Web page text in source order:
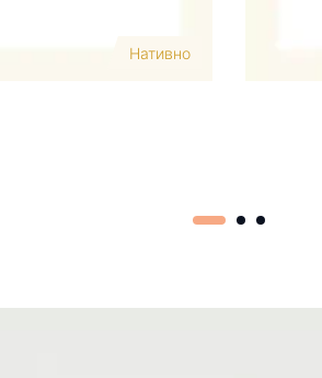
Нативно